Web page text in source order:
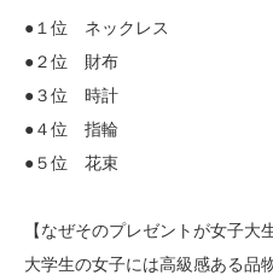
●１位 ネックレス
●２位 財布
●３位 時計
●４位 指輪
●５位 花束
【なぜそのプレゼントが女子大
大学生の女子には高級感ある品